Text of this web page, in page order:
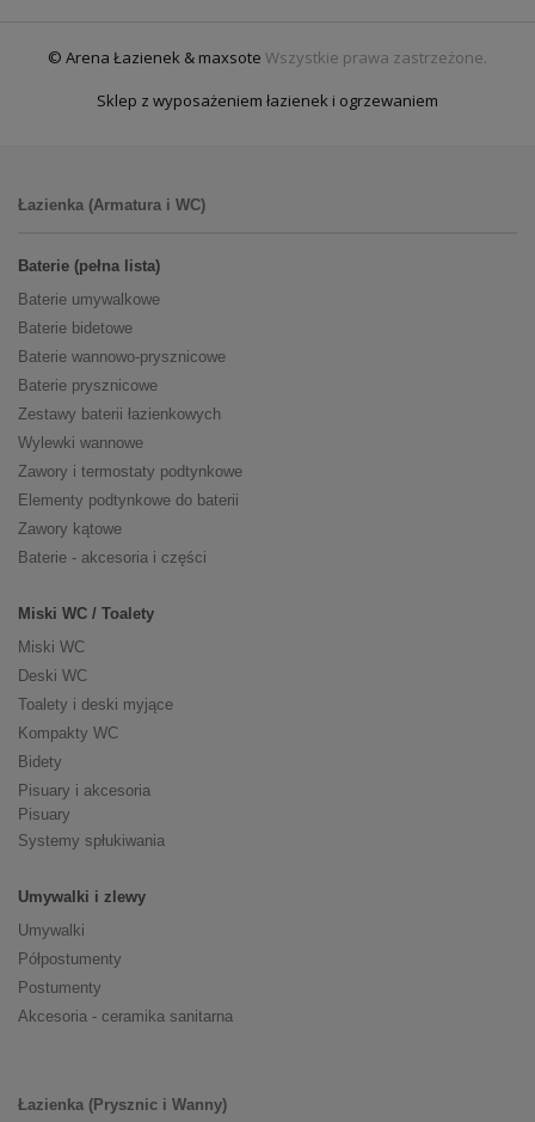
© Arena Łazienek & maxsote Wszystkie prawa zastrzeżone.
Sklep z wyposażeniem łazienek i ogrzewaniem
Łazienka (Armatura i WC)
Baterie (pełna lista)
Baterie umywalkowe
Baterie bidetowe
Baterie wannowo-prysznicowe
Baterie prysznicowe
Zestawy baterii łazienkowych
Wylewki wannowe
Zawory i termostaty podtynkowe
Elementy podtynkowe do baterii
Zawory kątowe
Baterie - akcesoria i części
Miski WC / Toalety
Miski WC
Deski WC
Toalety i deski myjące
Kompakty WC
Bidety
Pisuary i akcesoria
Pisuary
Systemy spłukiwania
Umywalki i zlewy
Umywalki
Półpostumenty
Postumenty
Akcesoria - ceramika sanitarna
Łazienka (Prysznic i Wanny)